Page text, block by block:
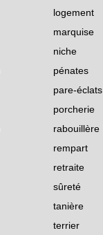
logement
marquise
niche
pénates
pare-éclats
porcherie
rabouillère
rempart
retraite
sûreté
tanière
terrier